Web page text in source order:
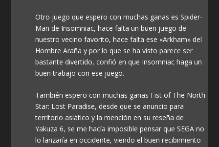
Otro juego que espero con muchas ganas es Spider-
Man de Insomniac, hace falta un buen juego de
nuestro vecino favorito, hace falta ese «Arkham» del
Hombre Araña y por lo que se ha visto parece ser
bastante divertido, confió en que Insomniac haga un
buen trabajo con ese juego.
También espero con muchas ganas Fist of The North
Star: Lost Paradise, desde que se anuncio para
territorio asiático y la mención en su reseña de
Yakuza 6, se me hacía imposible pensar que SEGA no
lo lanzaría en occidente, viendo el buen recibimiento